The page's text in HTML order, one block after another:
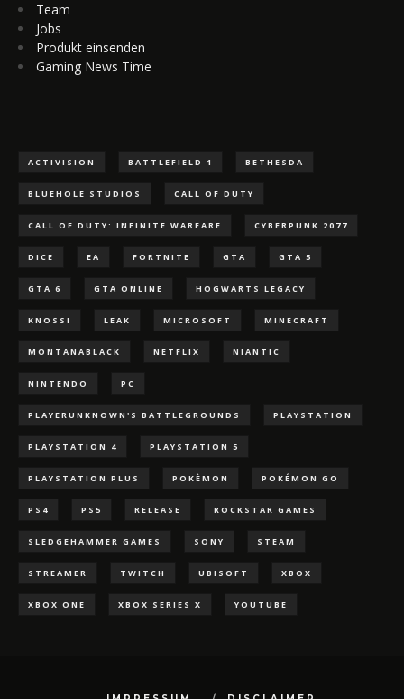
Team
Jobs
Produkt einsenden
Gaming News Time
ACTIVISION BATTLEFIELD 1 BETHESDA
BLUEHOLE STUDIOS CALL OF DUTY
CALL OF DUTY: INFINITE WARFARE CYBERPUNK 2077
DICE EA FORTNITE GTA GTA 5
GTA 6 GTA ONLINE HOGWARTS LEGACY
KNOSSI LEAK MICROSOFT MINECRAFT
MONTANABLACK NETFLIX NIANTIC
NINTENDO PC
PLAYERUNKNOWN'S BATTLEGROUNDS PLAYSTATION
PLAYSTATION 4 PLAYSTATION 5
PLAYSTATION PLUS POKÈMON POKÉMON GO
PS4 PS5 RELEASE ROCKSTAR GAMES
SLEDGEHAMMER GAMES SONY STEAM
STREAMER TWITCH UBISOFT XBOX
XBOX ONE XBOX SERIES X YOUTUBE